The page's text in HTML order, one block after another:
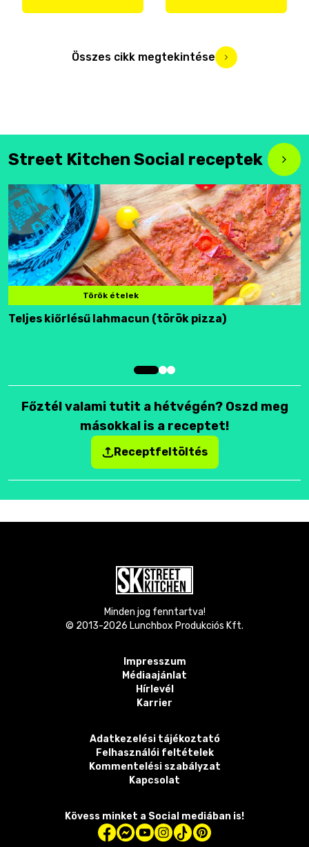
Összes cikk megtekintése
Street Kitchen Social receptek
Török ételek
Teljes kiőrlésű lahmacun (török pizza)
Főztél valami tutit a hétvégén? Oszd meg
másokkal is a receptet!
Receptfeltöltés
Minden jog fenntartva!
© 2013-2026 Lunchbox Produkciós Kft.
Impresszum
Médiaajánlat
Hírlevél
Karrier
Adatkezelési tájékoztató
Felhasználói feltételek
Kommentelési szabályzat
Kapcsolat
Kövess minket a Social mediában is!